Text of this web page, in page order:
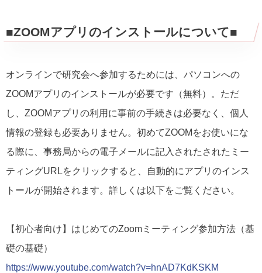
■ZOOMアプリのインストールについて■
オンラインで研究会へ参加するためには、パソコンへの
ZOOMアプリのインストールが必要です（無料）。ただ
し、ZOOMアプリの利用に事前の手続きは必要なく、個人
情報の登録も必要ありません。初めてZOOMをお使いにな
る際に、事務局からの電子メールに記入されたされたミー
ティングURLをクリックすると、自動的にアプリのインス
トールが開始されます。詳しくは以下をご覧ください。
【初心者向け】はじめてのZoomミーティング参加方法（基
礎の基礎）
https://www.youtube.com/watch?v=hnAD7KdKSKM